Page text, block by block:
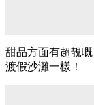
甜品方面有超靚
渡假沙灘一樣！